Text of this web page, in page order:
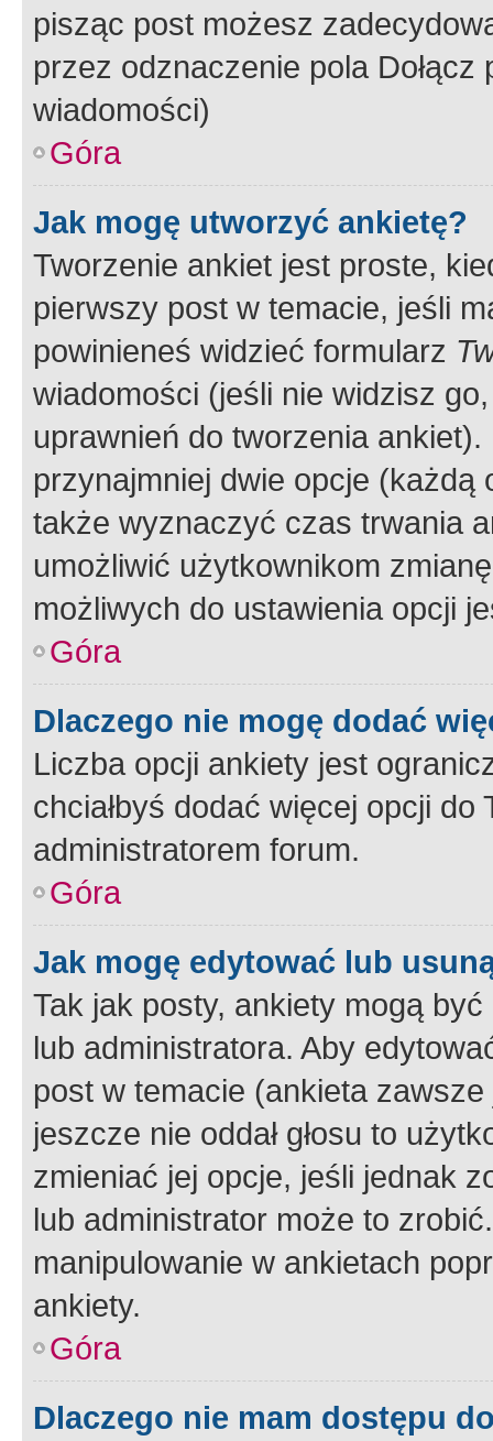
pisząc post możesz
przez odznaczenie pola
wiadomości)
Góra
Jak mogę utworzyć ankietę?
Tworzenie ankiet jest proste,
pierwszy post w temacie, jeśli
powinieneś widzieć formularz
wiadomości (jeśli nie widzisz
uprawnień do tworzenia
przynajmniej dwie opcje
także wyznaczyć czas trwania
umożliwić użytkownikom
możliwych do ustawienia opcji
Góra
Dlaczego nie mogę dodać
Liczba opcji ankiety jest
chciałbyś dodać więcej opcji
administratorem forum.
Góra
Jak mogę edytować lub
Tak jak posty, ankiety mogą
lub administratora. Aby
post w temacie (ankieta
jeszcze nie oddał głosu to
zmieniać jej opcje, jeśli jednak
lub administrator może to
manipulowanie w ankietach
ankiety.
Góra
Dlaczego nie mam dostępu